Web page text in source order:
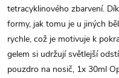
tetracyklinového zbarvení.
formy, jak tomu je u jiných
rychle, což je motivuje k
gelem si udržují světlejší
pouzdro na nosič, 1x 30ml